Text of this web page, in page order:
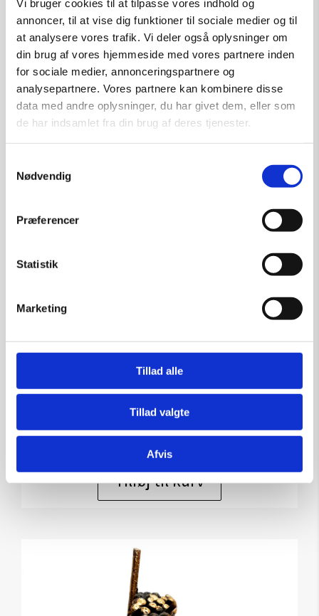
Vi bruger cookies til at tilpasse vores indhold og
annoncer, til at vise dig funktioner til sociale medier og til
at analysere vores trafik. Vi deler også oplysninger om
din brug af vores hjemmeside med vores partnere inden
for sociale medier, annonceringspartnere og
analysepartnere. Vores partnere kan kombinere disse
data med andre oplysninger, du har givet dem, eller som
de har indsamlet fra din brug af deres tjenester.
Nødvendig
Præferencer
Statistik
Marketing
Tillad alle
Tillad valgte
Afvis
Skulptur af Heidi av Reyni:
Hængt ud
Kunstner: Heidi Av Reyni – skulptur
Størrelse:
h 20cm
kr.3.900,00
Tilføj til kurv